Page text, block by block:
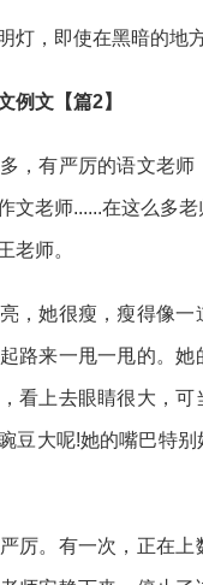
灯，即使在黑暗的地
例文【篇2】
，有严厉的语文老师
文老师......在这么多
师。
，她很瘦，瘦得像一
路来一甩一甩的。她
看上去眼睛很大，可
豆大呢!她的嘴巴特
厉。有一次，正在上